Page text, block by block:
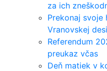
za ich
Prekonaj svoje
Vranovskej
Referendum
preukaz včas
Deň matiek v